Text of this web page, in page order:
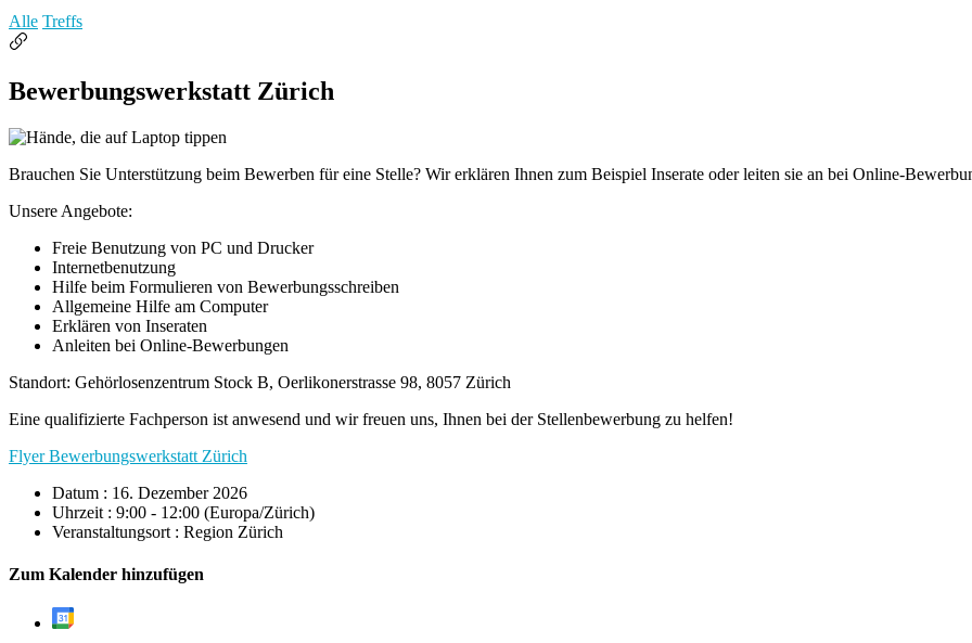
Alle Treffs
Bewerbungswerkstatt Zürich
Brauchen Sie Unterstützung beim Bewerben für eine Stelle? Wir erklären Ihnen zum Beispiel Inserate oder leiten sie an bei Online-
Unsere Angebote:
Freie Benutzung von PC und Drucker
Internetbenutzung
Hilfe beim Formulieren von Bewerbungsschreiben
Allgemeine Hilfe am Computer
Erklären von Inseraten
Anleiten bei Online-Bewerbungen
Standort: Gehörlosenzentrum Stock B, Oerlikonerstrasse 98, 8057 Zürich
Eine qualifizierte Fachperson ist anwesend und wir freuen uns, Ihnen bei der Stellenbewerbung zu helfen!
Flyer Bewerbungswerkstatt Zürich
Datum : 16. Dezember 2026
Uhrzeit : 9:00 - 12:00 (Europa/Zürich)
Veranstaltungsort : Region Zürich
Zum Kalender hinzufügen